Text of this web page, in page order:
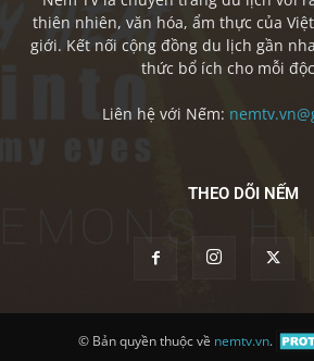
thiên nhiên, văn hóa, ẩm thực của
giới. Kết nối cộng đồng du lịch gần
thức bổ ích cho mỗi
Liên hệ với Nếm:
THEO DÕI NẾM
© Bản quyền thuộc về nemtv.vn.